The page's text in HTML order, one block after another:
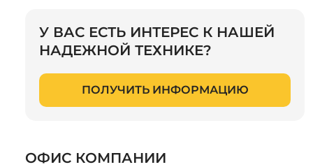
У ВАС ЕСТЬ ИНТЕРЕС К НАШЕЙ
НАДЕЖНОЙ ТЕХНИКЕ?
ПОЛУЧИТЬ ИНФОРМАЦИЮ
ОФИС КОМПАНИИ